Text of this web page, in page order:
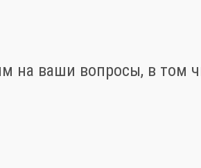
на ваши вопросы, в том